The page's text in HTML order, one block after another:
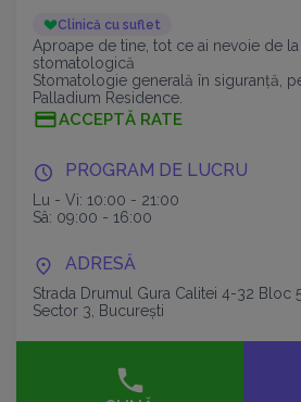
Clinică cu suflet
Aproape de tine, tot ce ai nevoie de
stomatologică
Stomatologie generală în siguranță,
Palladium Residence.
ACCEPTĂ RATE
PROGRAM DE LUCRU
Lu - Vi: 10:00 - 21:00
Sâ: 09:00 - 16:00
ADRESĂ
Strada Drumul Gura Calitei 4-32 Bloc
Sector 3, București